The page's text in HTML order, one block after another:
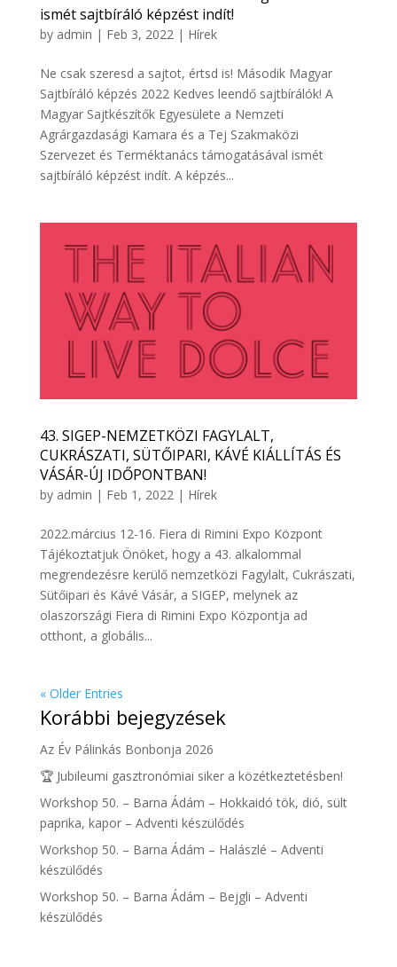
ismét sajtbíráló képzést indít!
by admin | Feb 3, 2022| Hírek
Ne csak szeresd a sajtot, értsd is! Második Magyar
Sajtbíráló képzés 2022 Kedves leendő sajtbírálók! A
Magyar Sajtkészítők Egyesülete a Nemzeti
Agrárgazdasági Kamara és a Tej Szakmaközi
Szervezet és Terméktanács támogatásával ismét
sajtbíráló képzést indít. A képzés...
43. SIGEP-NEMZETKÖZI FAGYLALT,
CUKRÁSZATI, SÜTŐIPARI, KÁVÉ KIÁLLÍTÁS ÉS
VÁSÁR-ÚJ IDŐPONTBAN!
by admin | Feb 1, 2022| Hírek
2022.március 12-16. Fiera di Rimini Expo Központ
Tájékoztatjuk Önöket, hogy a 43. alkalommal
megrendezésre kerülő nemzetközi Fagylalt, Cukrászati,
Sütőipari és Kávé Vásár, a SIGEP, melynek az
olaszországi Fiera di Rimini Expo Központja ad
otthont, a globális...
« Older Entries
Korábbi bejegyzések
Az Év Pálinkás Bonbonja 2026
🏆 Jubileumi gasztronómiai siker a közétkeztetésben!
Workshop 50. – Barna Ádám – Hokkaidó tök, dió, sült
paprika, kapor – Adventi készülődés
Workshop 50. – Barna Ádám – Halászlé – Adventi
készülődés
Workshop 50. – Barna Ádám – Bejgli – Adventi
készülődés